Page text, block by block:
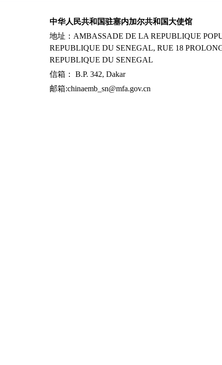
中华人民共和国驻塞内加尔共和国大使馆
地址：AMBASSADE DE LA REPUBLIQUE
REPUBLIQUE DU SENEGAL, RUE 18
REPUBLIQUE DU SENEGAL
信箱： B.P. 342, Dakar
邮箱:chinaemb_sn@mfa.gov.cn